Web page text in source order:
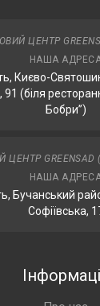
ЦЕНТР
НАША
Києво-
(біля
Бобри”)
ЦЕНТР GREENSAD
НАША
Бучанський
Софіївська,